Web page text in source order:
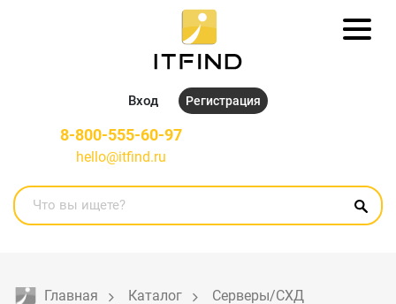
Вход Регистрация
8-800-555-60-97
hello@itfind.ru
Главная Каталог
Серверы/СХД